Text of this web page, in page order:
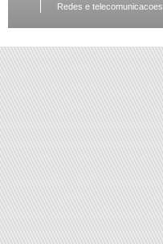
Redes e telecomunicacoes